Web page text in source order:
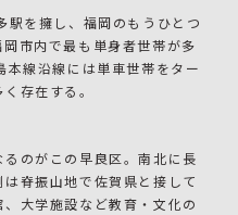
駅を擁し、福岡のもうひとつ
市内で最も単身者世帯が多
本線沿線には単車世帯をター
存在する。
のがこの早良区。南北に長
脊振山地で佐賀県と接して
大学施設など教育・文化の